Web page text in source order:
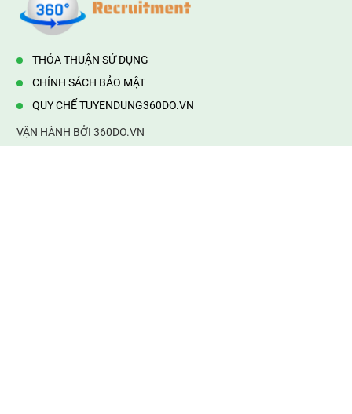
THỎA THUẬN SỬ DỤNG
CHÍNH SÁCH BẢO MẬT
QUY CHẾ TUYENDUNG360DO.VN
VẬN HÀNH BỞI 360DO.VN